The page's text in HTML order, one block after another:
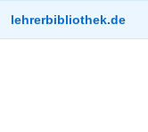
lehrerbibliothek.de